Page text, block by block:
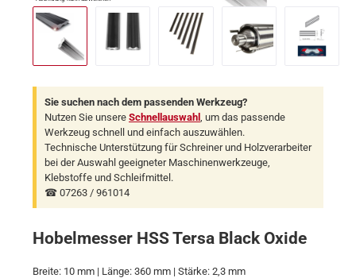
Sie suchen nach dem passenden Werkzeug?
Nutzen Sie unsere Schnellauswahl , um das passende
Werkzeug schnell und einfach auszuwählen.
Technische Unterstützung für Schreiner und Holzverarbeiter
bei der Auswahl geeigneter Maschinenwerkzeuge,
Klebstoffe und Schleifmittel.
☎ 07263 / 961014
Hobelmesser HSS Tersa Black Oxide
Breite: 10 mm | Länge: 360 mm | Stärke: 2,3 mm